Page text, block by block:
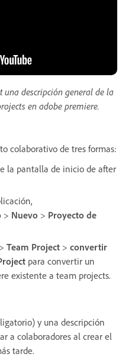
una descripción general de la
en adobe premiere.
colaborativo de tres formas:
la pantalla de inicio de after
> Nuevo > Proyecto de
> Team Project > convertir
para convertir un
existente a team projects.
y una descripción
a colaboradores al crear el
tarde.